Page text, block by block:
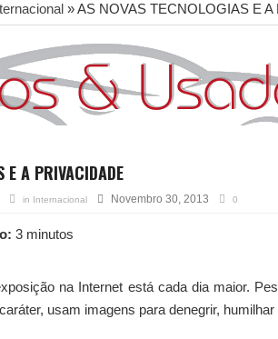
»AS NOVAS TECNOLOGIAS E A
E A PRIVACIDADE
in Internacional Novembro 30, 2013 0
3 minutos
na Internet está cada dia maior.
usam imagens para denegrir,